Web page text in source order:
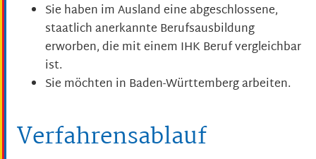
Sie haben im Ausland eine abgeschlossene,
staatlich anerkannte Berufsausbildung
erworben, die mit einem IHK Beruf vergleichbar
ist.
Sie möchten in Baden-Württemberg arbeiten.
Verfahrensablauf